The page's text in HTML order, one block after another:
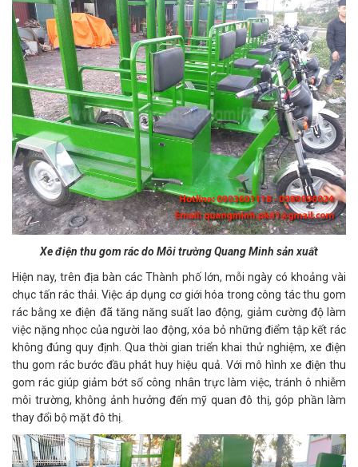
Xe điện thu gom rác do Môi trường Quang Minh sản xuất
Hiện nay, trên địa bàn các Thành phố lớn, mỗi ngày có khoảng vài
chục tấn rác thải. Việc áp dụng cơ giới hóa trong công tác thu gom
rác bằng xe điện đã tăng năng suất lao động, giảm cường độ làm
việc nặng nhọc của người lao động, xóa bỏ những điểm tập kết rác
không đúng quy định. Qua thời gian triển khai thử nghiệm, xe điện
thu gom rác bước đầu phát huy hiệu quả. Với mô hình xe điện thu
gom rác giúp giảm bớt số công nhân trực làm việc, tránh ô nhiễm
môi trường, không ảnh hưởng đến mỹ quan đô thị, góp phần làm
thay đổi bộ mặt đô thị.